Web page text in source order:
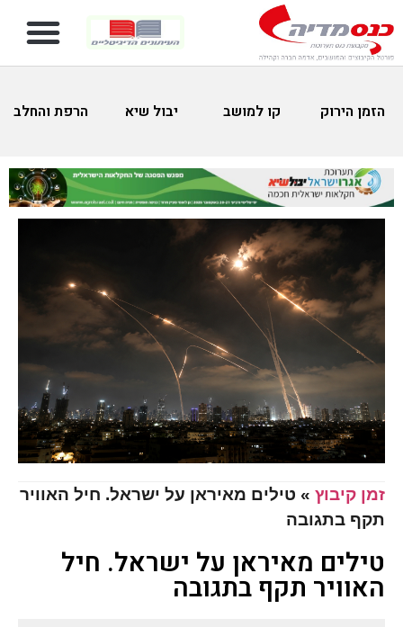
הזמן הירוק קו למושב יבול שיא הרפת והחלב
זמן קיבוץ » טילים מאיראן על ישראל. חיל האוויר
תקף בתגובה
טילים מאיראן על ישראל. חיל
האוויר תקף בתגובה